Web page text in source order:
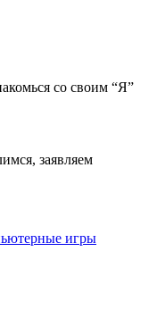
со своим “Я”
заявляем
игры